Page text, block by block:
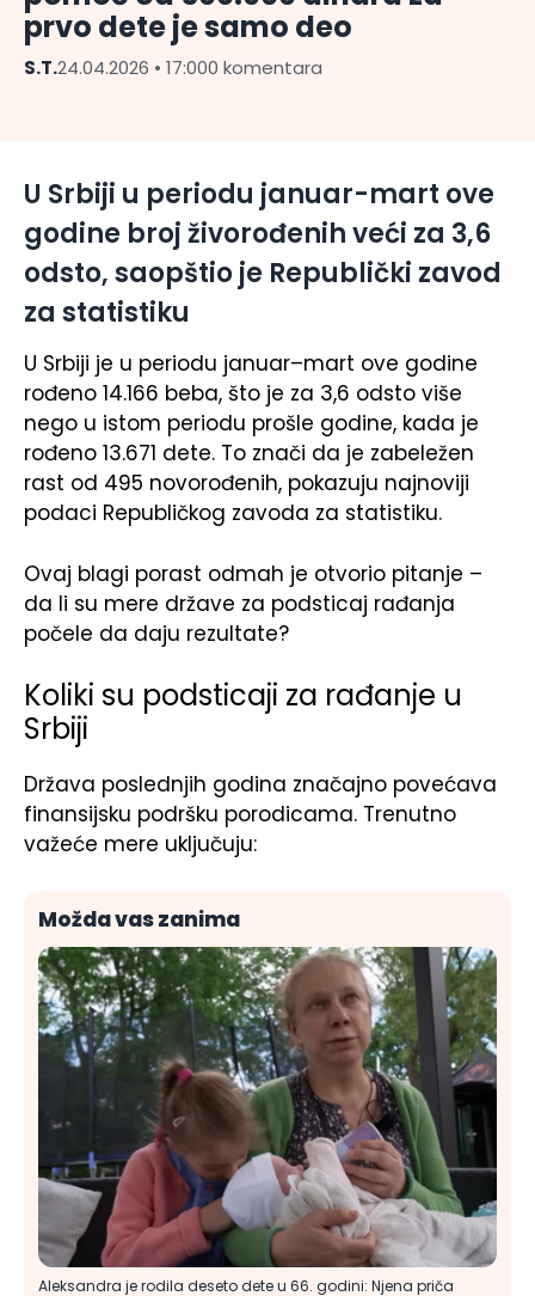
prvo dete je samo deo
S.T.24.04.2026 • 17:000 komentara
U Srbiji u periodu januar-mart ove
godine broj živorođenih veći za 3,6
odsto, saopštio je Republički zavod
za statistiku
U Srbiji je u periodu januar–mart ove godine
rođeno 14.166 beba, što je za 3,6 odsto više
nego u istom periodu prošle godine, kada je
rođeno 13.671 dete. To znači da je zabeležen
rast od 495 novorođenih, pokazuju najnoviji
podaci Republičkog zavoda za statistiku.
Ovaj blagi porast odmah je otvorio pitanje –
da li su mere države za podsticaj rađanja
počele da daju rezultate?
Koliki su podsticaji za rađanje u
Srbiji
Država poslednjih godina značajno povećava
finansijsku podršku porodicama. Trenutno
važeće mere uključuju:
Možda vas zanima
Aleksandra je rodila deseto dete u 66. godini: Njena priča